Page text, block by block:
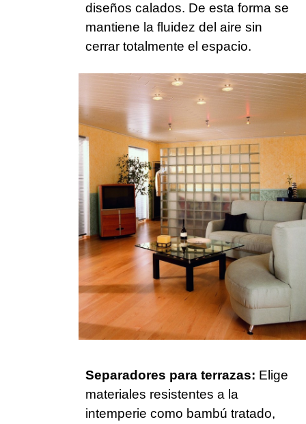
diseños calados. De esta forma se
mantiene la fluidez del aire sin
cerrar totalmente el espacio.
Separadores para terrazas: Elige
materiales resistentes a la
intemperie como bambú tratado,